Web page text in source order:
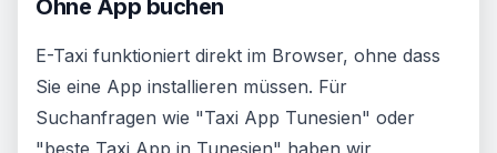
Ohne App buchen
E-Taxi funktioniert direkt im Browser, ohne dass
Sie eine App installieren müssen. Für
Suchanfragen wie "Taxi App Tunesien" oder
"beste Taxi App in Tunesien" haben wir